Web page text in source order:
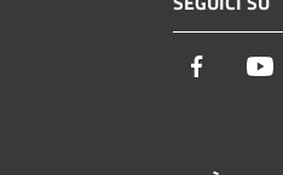
Facebook